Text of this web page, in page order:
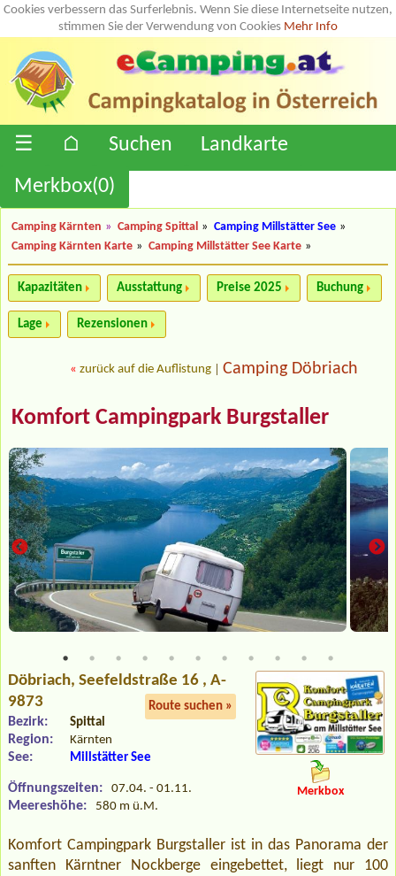
Cookies verbessern das Surferlebnis. Wenn Sie diese Internetseite nutzen,
stimmen Sie der Verwendung von Cookies Mehr Info
☰ ⌂ Suchen
Landkarte
Merkbox(0)
Camping Kärnten » Camping Spittal » Camping Millstätter See »
Camping Kärnten Karte » Camping Millstätter See Karte »
Kapazitäten Ausstattung Preise 2025 Buchung
Lage Rezensionen
« zurück auf die Auflistung Camping Döbriach
Komfort Campingpark Burgstaller
Döbriach, Seefeldstraße 16 , A-
9873
Route suchen »
Bezirk: Spittal
Region: Kärnten
See: Millstätter See
Öffnungszeiten: 07.04. - 01.11.
Meereshöhe: 580 m ü.M.
Merkbox
Komfort Campingpark Burgstaller ist in das Panorama der
sanften Kärntner Nockberge eingebettet, liegt nur 100